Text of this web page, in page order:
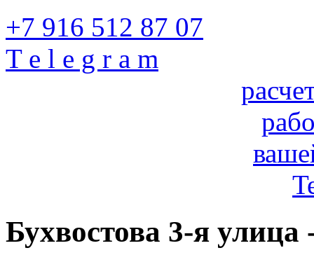
+7 916 512 87 07
T e l e g r a m
Бухвостова 3-я